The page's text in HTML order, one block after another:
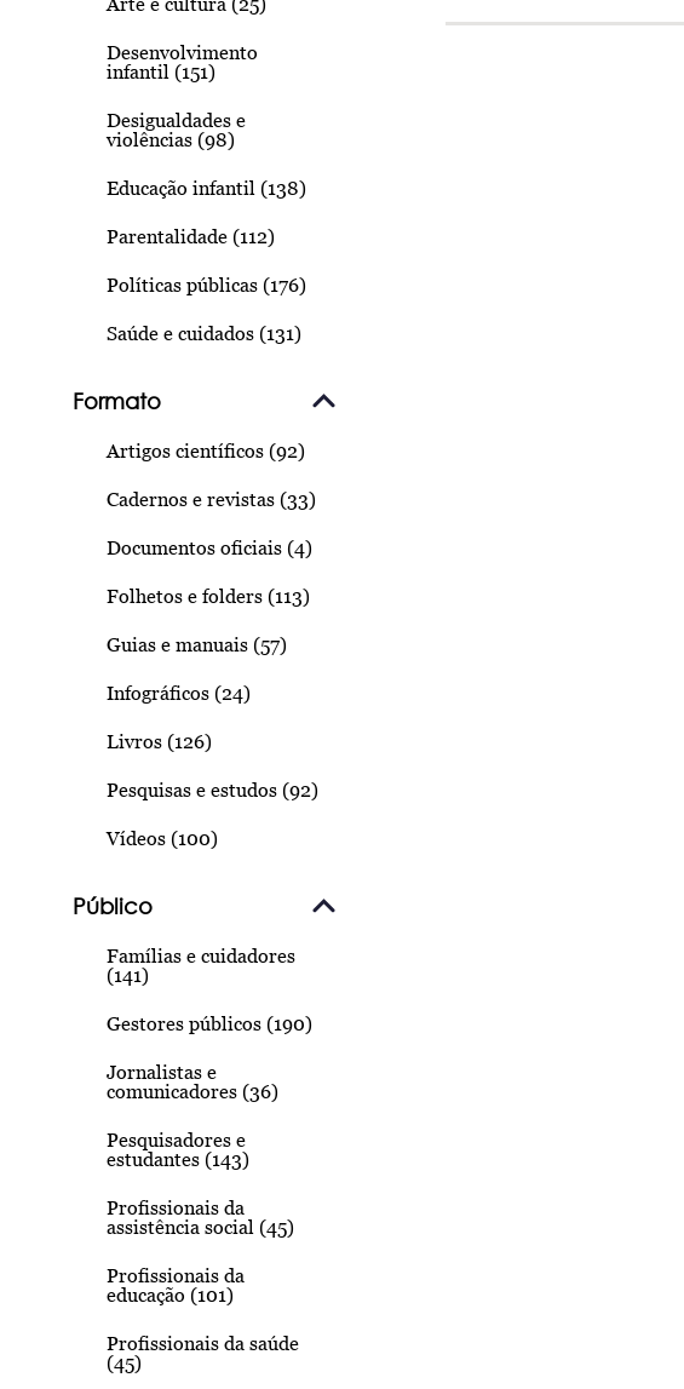
Desenvolvimento
infantil (151)
Desigualdades e
violências (98)
Educação infantil (138)
Parentalidade (112)
Políticas públicas (176)
Saúde e cuidados (131)
Formato
Artigos científicos (92)
Cadernos e revistas (33)
Documentos oficiais (4)
Folhetos e folders (113)
Guias e manuais (57)
Infográficos (24)
Livros (126)
Pesquisas e estudos (92)
Vídeos (100)
Público
Famílias e cuidadores
(141)
Gestores públicos (190)
Jornalistas e
comunicadores (36)
Pesquisadores e
estudantes (143)
Profissionais da
assistência social (45)
Profissionais da
educação (101)
Profissionais da saúde
(45)